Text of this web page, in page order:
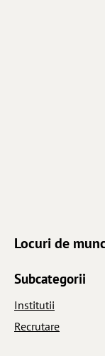
Locuri de
Subcategorii
Institutii
Recrutare